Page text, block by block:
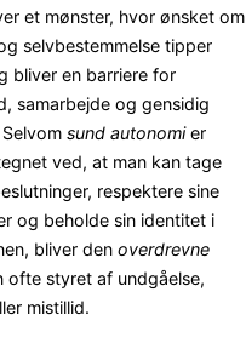
et mønster, hvor ønsket om
selvbestemmelse tipper
bliver en barriere for
samarbejde og gensidig
sund autonomier
ved, at man kan tage
respektere sine
og beholde sin identitet i
bliver den overdrevne
ofte styret af undgåelse,
mistillid.